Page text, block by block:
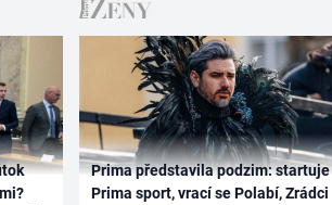
Prima představila podzim: startuje
Prima sport, vrací se Polabí, Zrádci